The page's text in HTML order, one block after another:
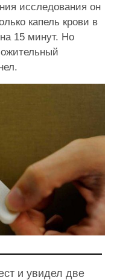
исследования он
капель крови в
15 минут. Но
и увидел две